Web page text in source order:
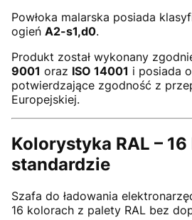
Powłoka malarska posiada
ogień A2-s1,d0.
Produkt został wykonany
9001 oraz ISO 14001 i posiada
potwierdzające zgodność z
Europejskiej.
Kolorystyka RAL –
standardzie
Szafa do ładowania
16 kolorach z palety RAL bez